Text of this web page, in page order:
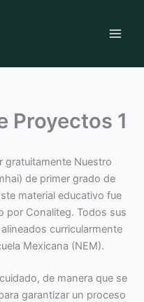
Proyectos 1
gratuitamente Nuestro
de primer grado de
material educativo fue
por Conaliteg. Todos sus
curricularmente
Mexicana (NEM).
de manera que se
garantizar un proceso